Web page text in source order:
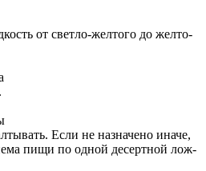
от свет­ло-жел­то­го до жел­то­
Если не на­зна­че­но ина­че,
пи­щи по од­ной де­серт­ной лож­